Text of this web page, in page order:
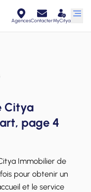
AgencesContacterMyCitya
Citya
page 4
Immobilier de
pour obtenir un
et le service